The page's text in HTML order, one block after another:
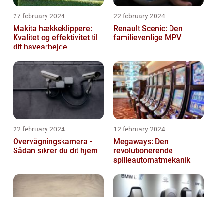
27 february 2024
Makita hækkeklippere:
Kvalitet og effektivitet til
dit havearbejde
22 february 2024
Renault Scenic: Den
familievenlige MPV
22 february 2024
Overvågningskamera -
Sådan sikrer du dit hjem
12 february 2024
Megaways: Den
revolutionerende
spilleautomatmekanik